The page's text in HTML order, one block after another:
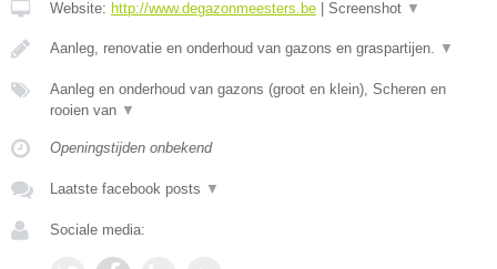
Website: http://www.degazonmeesters.be Screenshot ▼
Aanleg, renovatie en onderhoud van gazons en graspartijen. ▼
Aanleg en onderhoud van gazons (groot en klein), Scheren en
rooien van ▼
Openingstijden onbekend
Laatste facebook posts ▼
Sociale media: